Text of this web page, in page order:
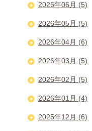
2026年06月 (5)
2026年05月 (5)
2026年04月 (6)
2026年03月 (5)
2026年02月 (5)
2026年01月 (4)
2025年12月 (6)